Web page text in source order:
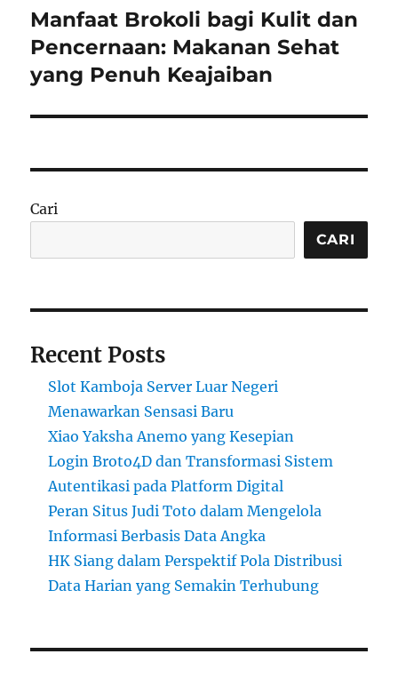
Next
post:
Manfaat Brokoli bagi Kulit dan
Pencernaan: Makanan Sehat
yang Penuh Keajaiban
Cari
CARI
Recent Posts
Slot Kamboja Server Luar Negeri
Menawarkan Sensasi Baru
Xiao Yaksha Anemo yang Kesepian
Login Broto4D dan Transformasi Sistem
Autentikasi pada Platform Digital
Peran Situs Judi Toto dalam Mengelola
Informasi Berbasis Data Angka
HK Siang dalam Perspektif Pola Distribusi
Data Harian yang Semakin Terhubung